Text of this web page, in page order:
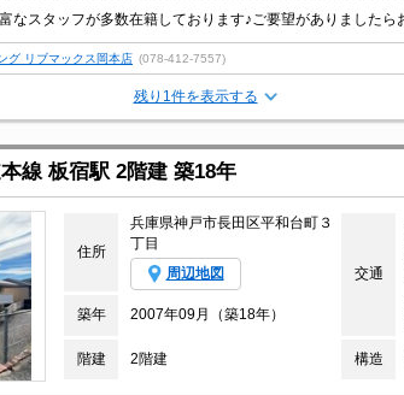
グ リブマックス岡本店 (078-412-7557)
残り1件を表示する
線 板宿駅 2階建 築18年
住所
兵庫県神戸市長田区平和台町３
丁目
周辺地図 交通
築年 2007年09月（築18年）
階建 2階建 構造